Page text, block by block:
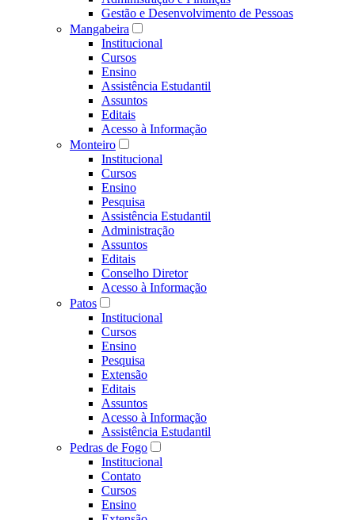
Gestão e Desenvolvimento de Pessoas
Mangabeira
Institucional
Cursos
Ensino
Assistência Estudantil
Assuntos
Editais
Acesso à Informação
Monteiro
Institucional
Cursos
Ensino
Pesquisa
Assistência Estudantil
Administração
Assuntos
Editais
Conselho Diretor
Acesso à Informação
Patos
Institucional
Cursos
Ensino
Pesquisa
Extensão
Editais
Assuntos
Acesso à Informação
Assistência Estudantil
Pedras de Fogo
Institucional
Contato
Cursos
Ensino